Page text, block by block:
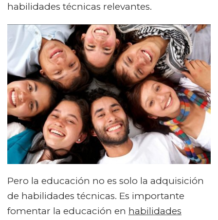
habilidades técnicas relevantes.
Pero la educación no es solo la adquisición
de habilidades técnicas. Es importante
fomentar la educación en habilidades